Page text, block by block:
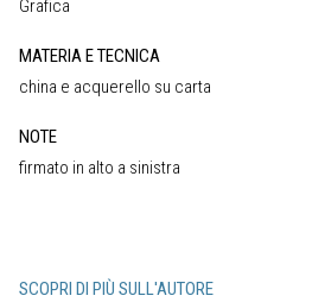
Grafica
MATERIA E TECNICA
china e acquerello su carta
NOTE
firmato in alto a sinistra
SCOPRI DI PIÙ SULL'AUTORE